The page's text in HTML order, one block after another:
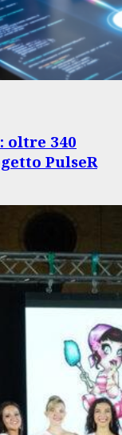
oltre 340
PulseR